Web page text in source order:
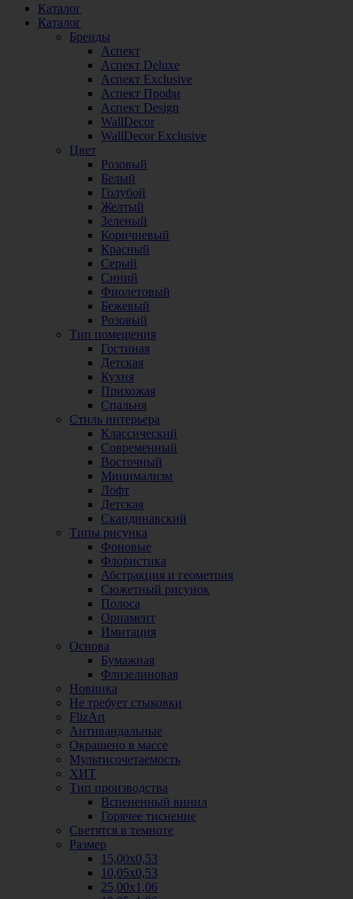
Каталог
Каталог
Бренды
Аспект
Аспект Deluxe
Аспект Exclusive
Аспект Профи
Аспект Design
WallDecor
WallDecor Exclusive
Цвет
Розовый
Белый
Голубой
Желтый
Зеленый
Коричневый
Красный
Серый
Синий
Фиолетовый
Бежевый
Розовый
Тип помещения
Гостиная
Детская
Кухня
Прихожая
Спальня
Стиль интерьера
Классический
Современный
Восточный
Минимализм
Лофт
Детская
Скандинавский
Типы рисунка
Фоновые
Флористика
Абстракция и геометрия
Сюжетный рисунок
Полоса
Орнамент
Имитация
Основа
Бумажная
Флизелиновая
Новинка
Не требует стыковки
FlizArt
Антивандальные
Окрашено в массе
Мультисочетаемость
ХИТ
Тип производства
Вспененный винил
Горячее тиснение
Светятся в темноте
Размер
15,00х0,53
10,05х0,53
25,00х1,06